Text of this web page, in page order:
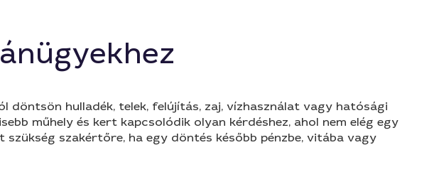
döntsön hulladék, telek, felújítás, zaj, vízhasználat vagy hatósági
műhely és kert kapcsolódik olyan kérdéshez, ahol nem elég egy
szakértőre, ha egy döntés később pénzbe, vitába vagy